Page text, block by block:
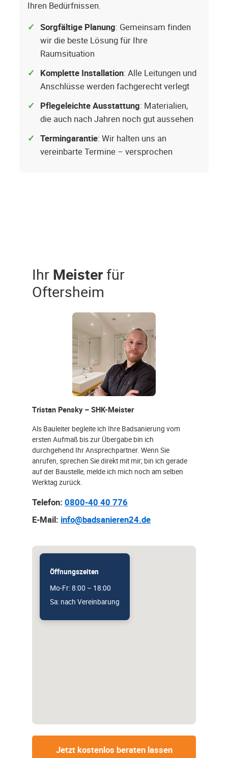
Ihren Bedürfnissen.
Sorgfältige Planung: Gemeinsam finden
wir die beste Lösung für Ihre
Raumsituation
Komplette Installation: Alle Leitungen und
Anschlüsse werden fachgerecht verlegt
Pflegeleichte Ausstattung: Materialien,
die auch nach Jahren noch gut aussehen
Termingarantie: Wir halten uns an
vereinbarte Termine – versprochen
Ihr Meisterfür
Oftersheim
Tristan Pensky – SHK-Meister
Als Bauleiter begleite ich Ihre Badsanierung vom
ersten Aufmaß bis zur Übergabe bin ich
durchgehend Ihr Ansprechpartner. Wenn Sie
anrufen, sprechen Sie direkt mit mir; bin ich gerade
auf der Baustelle, melde ich mich noch am selben
Werktag zurück.
Telefon: 0800-40 40 776
E-Mail: info@badsanieren24.de
Öffnungszeiten
Mo-Fr: 8:00 – 18:00
Sa: nach Vereinbarung
Jetzt kostenlos beraten lassen